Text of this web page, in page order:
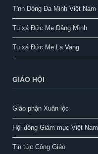
Tỉnh Dòng Đa Minh Việt Nam
Tu xá Đức Mẹ Dâng Mình
Tu xá Đức Mẹ La Vang
GIÁO HỘI
Giáo phận Xuân lộc
Hội đồng Giám mục Việt Nam
Tin tức Công Giáo